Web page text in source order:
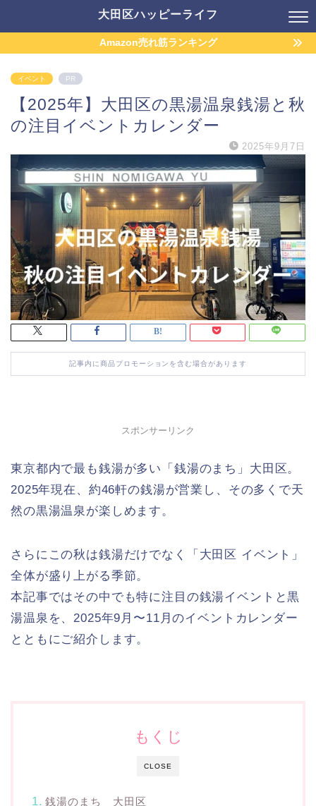
大田区ハッピーライフ
Amazon売れ筋ランキング
イベント PR
【2025年】大田区の黒湯温泉銭湯と秋
の注目イベントカレンダー
2025年9月7日
記事内に商品プロモーションを含む場合があります
スポンサーリンク
東京都内で最も銭湯が多い「銭湯のまち」大田区。
2025年現在、約46軒の銭湯が営業し、その多くで天
然の黒湯温泉が楽しめます。
さらにこの秋は銭湯だけでなく「大田区 イベント」
全体が盛り上がる季節。
本記事ではその中でも特に注目の銭湯イベントと黒
湯温泉を、2025年9月〜11月のイベントカレンダー
とともにご紹介します。
CLOSE
もくじ
銭湯のまち 大田区